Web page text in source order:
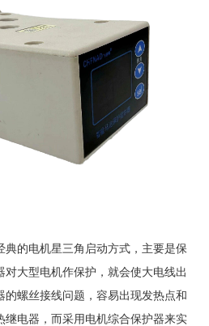
典的电机星三角启动方式，主要是保
大型电机作保护，就会使大电线出
螺丝接线问题，容易出现发热点和
继电器，而采用电机综合保护器来实